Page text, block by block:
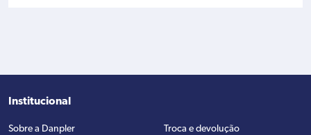
Institucional
Sobre a Danpler
Troca e devolução